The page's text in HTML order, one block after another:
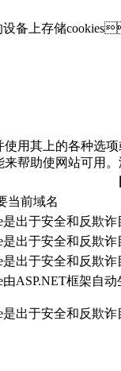
备上存储
并使用其上的各种
帮助使网站可用
当前域名
是出于安全和反欺
是出于安全和反欺
是出于安全和反欺
由ASP.NET框架自动
是出于安全和反欺